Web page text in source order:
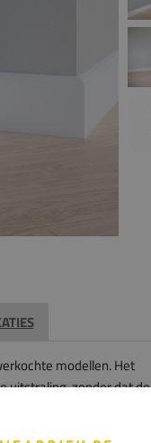
modellen. Het
uitstraling, zonder dat de